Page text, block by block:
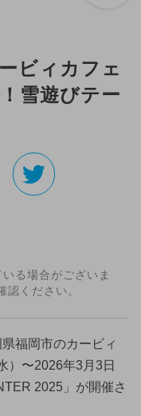
ビィカフェ
雪遊びテー
る場合がございま
ください。
福岡市のカービィ
）〜2026年3月3日
2025」が開催さ